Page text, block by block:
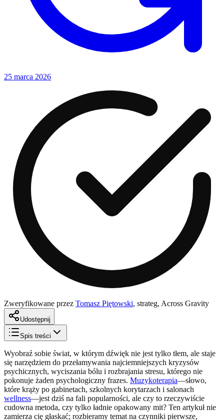
25 marca 2026
Zweryfikowane przez Tomasz Piętowski, strateg, Across Gravity
Udostępnij
Spis treści
Wyobraź sobie świat, w którym dźwięk nie jest tylko tłem, ale staje
się narzędziem do przełamywania najciemniejszych kryzysów
psychicznych, wyciszania bólu i rozbrajania stresu, którego nie
pokonuje żaden psychologiczny frazes. Muzykoterapia—słowo,
które krąży po gabinetach, szkolnych korytarzach i salonach
wellness—jest dziś na fali popularności, ale czy to rzeczywiście
cudowna metoda, czy tylko ładnie opakowany mit? Ten artykuł nie
zamierza cię głaskać; rozbieramy temat na czynniki pierwsze,